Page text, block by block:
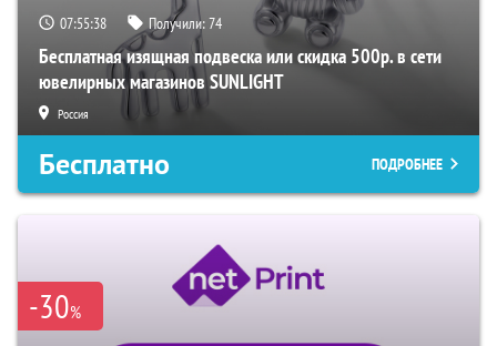
07:55:37 Получили:74
Бесплатная изящная подвеска или скидка 500р. в сети
ювелирных магазинов SUNLIGHT
Россия
Бесплатно ПОДРОБНЕЕ
-30%